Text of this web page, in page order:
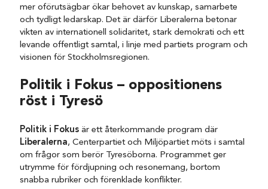
mer oförutsägbar ökar behovet av kunskap, samarbete
och tydligt ledarskap. Det är därför Liberalerna betonar
vikten av internationell solidaritet, stark demokrati och ett
levande offentligt samtal, i linje med partiets program och
visionen för Stockholmsregionen.
Politik i Fokus – oppositionens
röst i Tyresö
Politik i Fokus är ett återkommande program där
Liberalerna, Centerpartiet och Miljöpartiet möts i samtal
om frågor som berör Tyresöborna. Programmet ger
utrymme för fördjupning och resonemang, bortom
snabba rubriker och förenklade konflikter.